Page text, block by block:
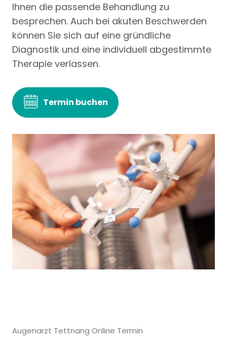
Ihnen die passende Behandlung zu
besprechen. Auch bei akuten Beschwerden
können Sie sich auf eine gründliche
Diagnostik und eine individuell abgestimmte
Therapie verlassen.
Termin buchen
Augenarzt Tettnang Online Termin